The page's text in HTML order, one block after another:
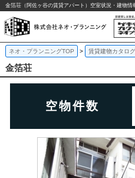
金箔荘（阿佐ヶ谷の賃貸アパート）空室状況・建物情
ネオ・プランニングTOP 賃貸建物カタロ
金箔荘
空物件数